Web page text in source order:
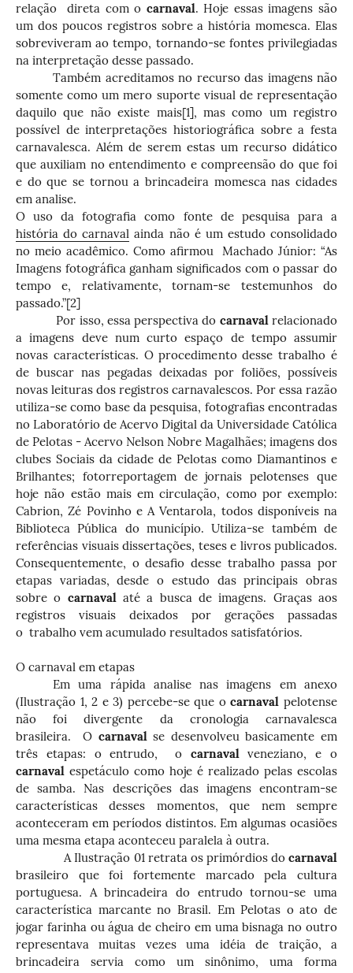
relação direta com o carnaval. Hoje essas imagens são
um dos poucos registros sobre a história momesca. Elas
sobreviveram ao tempo, tornando-se fontes privilegiadas
na interpretação desse passado.
Também acreditamos no recurso das imagens não
somente como um mero suporte visual de representação
daquilo que não existe mais[1], mas como um registro
possível de interpretações historiográfica sobre a festa
carnavalesca. Além de serem estas um recurso didático
que auxiliam no entendimento e compreensão do que foi
e do que se tornou a brincadeira momesca nas cidades
em analise.
O uso da fotografia como fonte de pesquisa para a
história do carnaval ainda não é um estudo consolidado
no meio acadêmico. Como afirmou Machado Júnior: “As
Imagens fotográfica ganham significados com o passar do
tempo e, relativamente, tornam-se testemunhos do
passado.”[2]
Por isso, essa perspectiva do carnavalrelacionado
a imagens deve num curto espaço de tempo assumir
novas características. O procedimento desse trabalho é
de buscar nas pegadas deixadas por foliões, possíveis
novas leituras dos registros carnavalescos. Por essa razão
utiliza-se como base da pesquisa, fotografias encontradas
no Laboratório de Acervo Digital da Universidade Católica
de Pelotas - Acervo Nelson Nobre Magalhães; imagens dos
clubes Sociais da cidade de Pelotas como Diamantinos e
Brilhantes; fotorreportagem de jornais pelotenses que
hoje não estão mais em circulação, como por exemplo:
Cabrion, Zé Povinho e A Ventarola, todos disponíveis na
Biblioteca Pública do município. Utiliza-se também de
referências visuais dissertações, teses e livros publicados.
Consequentemente, o desafio desse trabalho passa por
etapas variadas, desde o estudo das principais obras
sobre o carnavalaté a busca de imagens. Graças aos
registros visuais deixados por gerações passadas
o trabalho vem acumulado resultados satisfatórios.
O carnaval em etapas
Em uma rápida analise nas imagens em anexo
(Ilustração 1, 2 e 3) percebe-se que ocarnavalpelotense
não foi divergente da cronologia carnavalesca
brasileira. O carnavalse desenvolveu basicamente em
três etapas: o entrudo, o carnavalveneziano, e o
carnaval espetáculo como hoje é realizado pelas escolas
de samba. Nas descrições das imagens encontram-se
características desses momentos, que nem sempre
aconteceram em períodos distintos. Em algumas ocasiões
uma mesma etapa aconteceu paralela à outra.
A Ilustração 01 retrata os primórdios do carnaval
brasileiro que foi fortemente marcado pela cultura
portuguesa. A brincadeira do entrudo tornou-se uma
característica marcante no Brasil. Em Pelotas o ato de
jogar farinha ou água de cheiro em uma bisnaga no outro
representava muitas vezes uma idéia de traição, a
brincadeira servia como um sinônimo, uma forma